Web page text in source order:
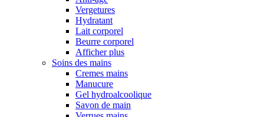
Vergetures
Hydratant
Lait corporel
Beurre corporel
Afficher plus
Soins des mains
Cremes mains
Manucure
Gel hydroalcoolique
Savon de main